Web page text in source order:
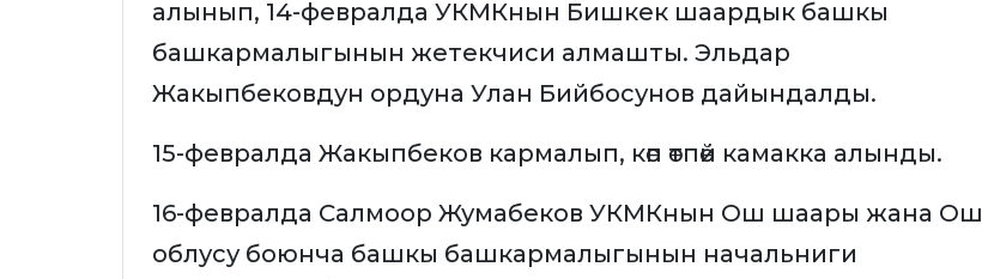
алынып, 14-февралда УКМКнын Бишкек шаардык башкы
башкармалыгынын жетекчиси алмашты. Эльдар
Жакыпбековдун ордуна Улан Бийбосунов дайындалды.
15-февралда Жакыпбеков кармалып, көп өтпөй камакка алынды.
16-февралда Салмоор Жумабеков УКМКнын Ош шаары жана Ош
облусу боюнча башкы башкармалыгынын начальниги